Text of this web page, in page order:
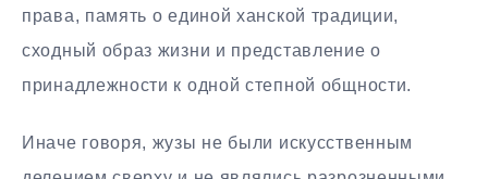
права, память о единой ханской традиции,
сходный образ жизни и представление о
принадлежности к одной степной общности.
Иначе говоря, жузы не были искусственным